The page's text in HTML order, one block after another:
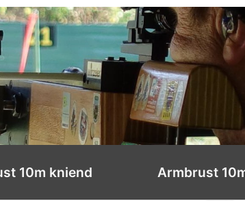
10m kniend Armbrust